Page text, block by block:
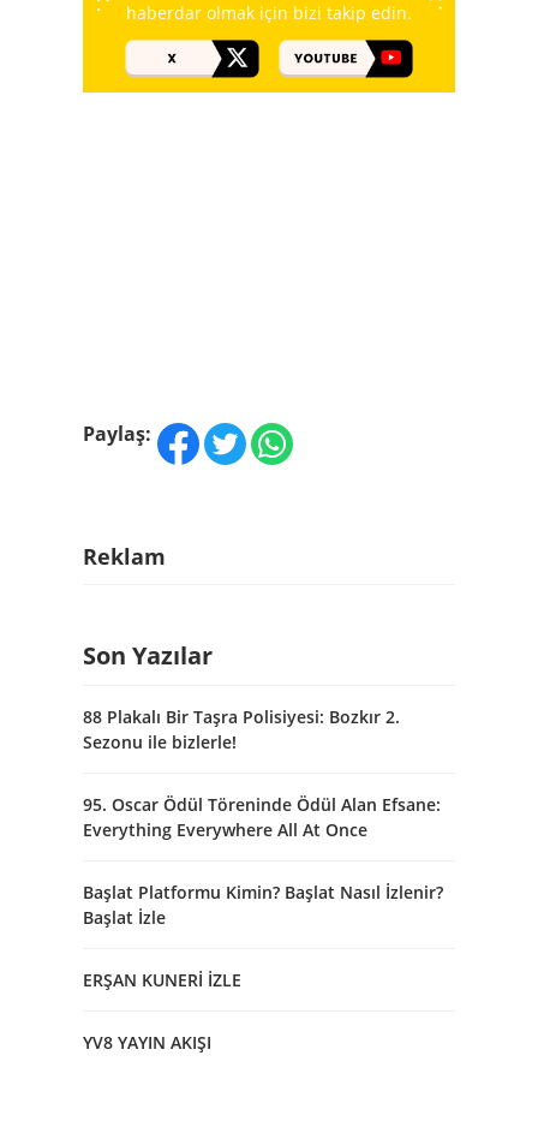
haberdar olmak için bizi takip edin.
Paylaş:
Reklam
Son Yazılar
88 Plakalı Bir Taşra Polisiyesi: Bozkır 2.
Sezonu ile bizlerle!
95. Oscar Ödül Töreninde Ödül Alan Efsane:
Everything Everywhere All At Once
Başlat Platformu Kimin? Başlat Nasıl İzlenir?
Başlat İzle
ERŞAN KUNERİ İZLE
YV8 YAYIN AKIŞI